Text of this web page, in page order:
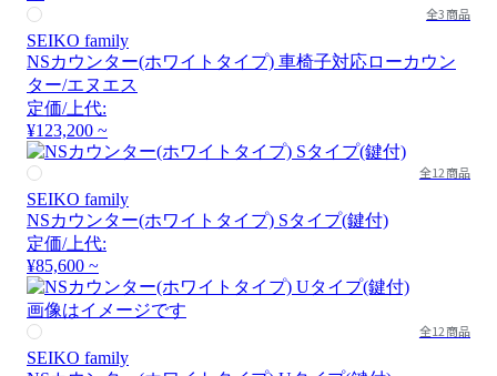
全3商品
SEIKO family
NSカウンター(ホワイトタイプ) 車椅子対応ローカウン
ター/エヌエス
定価/上代:
¥123,200 ~
全12商品
SEIKO family
NSカウンター(ホワイトタイプ) Sタイプ(鍵付)
定価/上代:
¥85,600 ~
画像はイメージです
全12商品
SEIKO family